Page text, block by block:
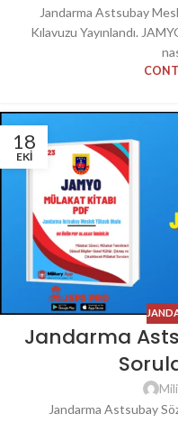
Jandarma Astsubay
Kılavuzu Yayınlandı.
18
EKI
Jandarma
Jandarma Astsubay